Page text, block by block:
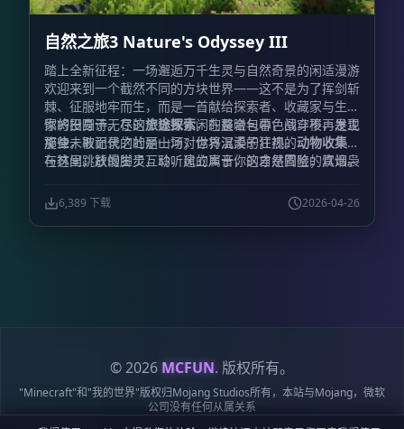
的建筑材料、精致家具以及琳琅满目的美食模组。当你因
意小屋中烹茶煮酒，享受片刻的宁静与闲适。
统。然而，鉴于拔刀剑模组与任务书系统（FTBQ）之间
存在兼容性壁垒，部分关于拔刀剑的任务将采用“君子协
议”模式——通过手动确认来记录你的传奇足迹。锻造革
新:我们不仅关注战斗，同样关注体验的流畅性。本作特
别加入了快捷锻刀功能，告别繁琐的重复操作，投入多少
材料即可一次性完成对应数量的锻造，让神兵利器的诞生
自然之旅3 Nature's Odyssey III
踏上全新征程：一场邂逅万千生灵与自然奇景的闲适漫游
欢迎来到一个截然不同的方块世界——这不是为了挥剑斩
棘、征服地牢而生，而是一首献给探索者、收藏家与生活
家的田园诗。在这个极致休闲的整合包中，战斗不再是主
旋律，取而代之的是一场对世界温柔的注视。
你将投身于无尽的旅途探索，在晨曦与暮色间穿梭，发现
那些未被记录的壮丽山河；你将沉浸于狂热的动物收集，
与林间跳跃的生灵互动，建立属于你的自然图鉴；炊烟袅
灵的佳肴；亦或是化身匠人，投身于精妙的
建筑装饰，用
一砖一瓦搭建起梦想中的栖息之所。
在这里，放慢脚步，聆听风的声音，这才是冒险的真谛。
6,389 下载 2026-04-26
© 2026 MCFUN. 版权所有。
"Minecraft"和"我的世界"版权归Mojang Studios所有，本站与Mojang，微软
公司没有任何从属关系